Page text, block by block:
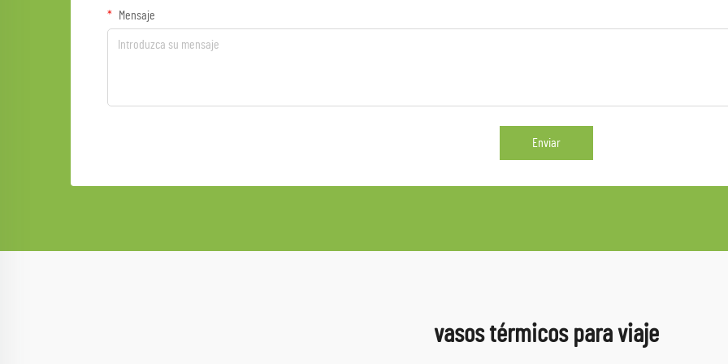
Mensaje
Enviar
vasos térmicos para viaje